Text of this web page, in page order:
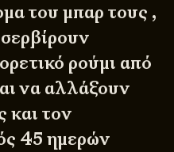
του μπαρ τους ,
ρούμι από
να αλλάξουν
και τον
45 ημερών